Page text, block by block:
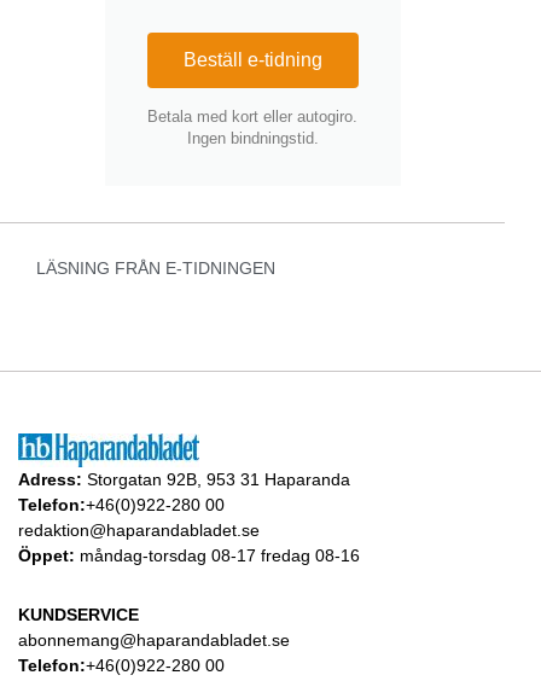
Beställ e-tidning
Betala med kort eller autogiro.
Ingen bindningstid.
LÄSNING FRÅN E-TIDNINGEN
Adress: Storgatan 92B, 953 31 Haparanda
Telefon:+46(0)922-280 00
redaktion@haparandabladet.se
Öppet: måndag-torsdag 08-17 fredag 08-16
KUNDSERVICE
abonnemang@haparandabladet.se
Telefon:+46(0)922-280 00